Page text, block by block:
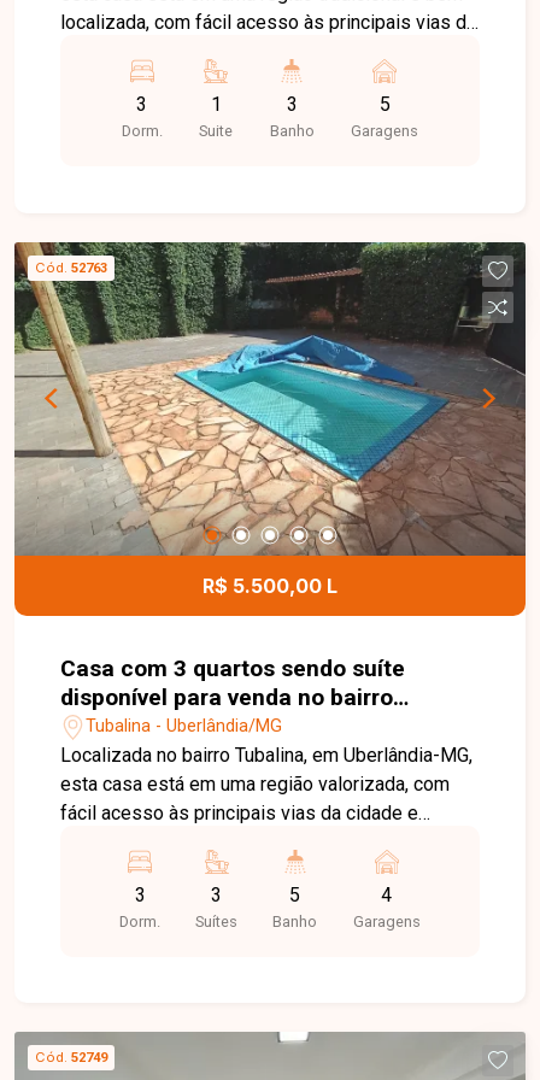
localizada, com fácil acesso às principais vias da
farmácias, comércios e diversos serviços,
proporcionando praticidade e conforto para o dia
com ar-condicionado, banheiro social com box e
espelho, cozinha completa com armários, área de
serviço independente, despensa e banheiro
externo. Na área externa, dispõe de excelente
espaço gourmet coberto com balcão, pia e
churrasqueira, além de amplo espaço cimentado
para lazer e convivência. A garagem comporta até
05 veículos, sendo 02 vagas cobertas e 03
descobertas no corredor, e o imóvel possui
portão eletrônico. Há ainda a possibilidade de
locação com a mobília apresentada nas fotos.
Esta é uma excelente oportunidade para quem
busca uma casa ampla, completa e bem
venha conhecer todos os detalhes deste imóvel.
3
Dorm.
1
Suite
3
Banho
5
Garagens
Cód. 52763
R$ 5.500,00 L
Casa com 3 quartos sendo suíte
disponível para venda no bairro
Tubalina em Uberlândia-MG
Tubalina - Uberlândia/MG
Localizada no bairro Tubalina, em Uberlândia-MG,
esta casa está em uma região valorizada, com
fácil acesso às principais vias da cidade e
comércios e diversos serviços, proporcionando
praticidade, conforto e qualidade de vida. O
imóvel é um sobrado com excelente distribuição
despensa, lavanderia, varanda gourmet com
churrasqueira, amplo quintal com piscina,
3
Dorm.
3
Suítes
5
Banho
4
Garagens
Cód. 52749